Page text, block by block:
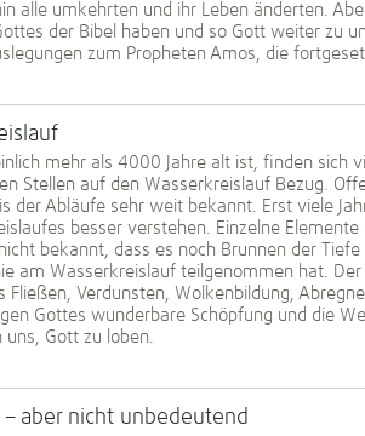
alle umkehrten und ihr Leben änderten.
der Bibel haben und so Gott weiter zu
zum Propheten Amos, die
mehr als 4000 Jahre alt ist, finden sich
Stellen auf den Wasserkreislauf Bezug.
der Abläufe sehr weit bekannt. Erst viele
besser verstehen. Einzelne
bekannt, dass es noch Brunnen der Tiefe
am Wasserkreislauf teilgenommen hat. Der
Fließen, Verdunsten, Wolkenbildung,
Gottes wunderbare Schöpfung und die
uns, Gott zu loben.
aber nicht unbedeutend